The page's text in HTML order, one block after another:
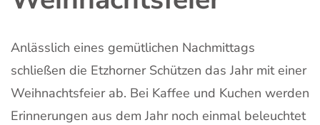
Anlässlich eines gemütlichen Nachmittags
schließen die Etzhorner Schützen das Jahr mit einer
Weihnachtsfeier ab. Bei Kaffee und Kuchen werden
Erinnerungen aus dem Jahr noch einmal beleuchtet